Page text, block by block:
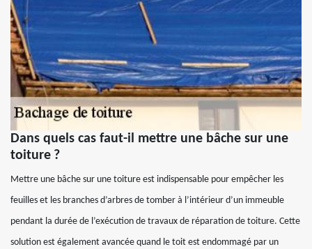
Dans quels cas faut-il mettre une bâche sur une
toiture ?
Mettre une bâche sur une toiture est indispensable pour empêcher les
feuilles et les branches d’arbres de tomber à l’intérieur d’un immeuble
pendant la durée de l’exécution de travaux de réparation de toiture. Cette
solution est également avancée quand le toit est endommagé par un